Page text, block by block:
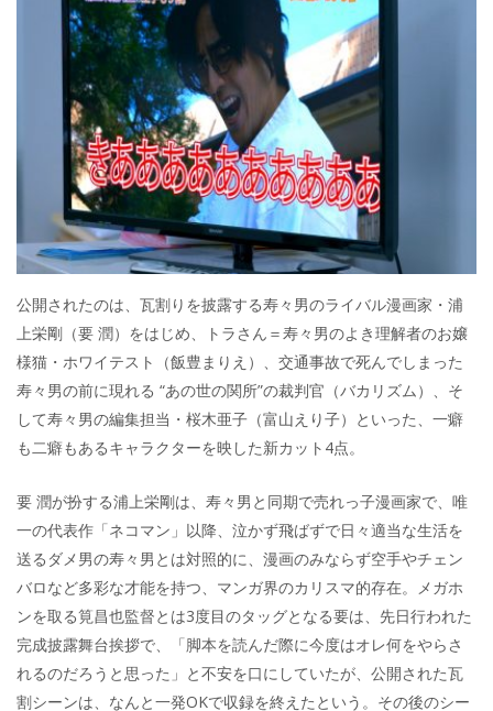
公開されたのは、瓦割りを披露する寿々男のライバル漫画家・浦
上栄剛（要 潤）をはじめ、トラさん＝寿々男のよき理解者のお嬢
様猫・ホワイテスト（飯豊まりえ）、交通事故で死んでしまった
寿々男の前に現れる “あの世の関所”の裁判官（バカリズム）、そ
して寿々男の編集担当・桜木亜子（富山えり子）といった、一癖
も二癖もあるキャラクターを映した新カット4点。
要 潤が扮する浦上栄剛は、寿々男と同期で売れっ子漫画家で、唯
一の代表作「ネコマン」以降、泣かず飛ばずで日々適当な生活を
送るダメ男の寿々男とは対照的に、漫画のみならず空手やチェン
バロなど多彩な才能を持つ、マンガ界のカリスマ的存在。メガホ
ンを取る筧昌也監督とは3度目のタッグとなる要は、先日行われた
完成披露舞台挨拶で、「脚本を読んだ際に今度はオレ何をやらさ
れるのだろうと思った」と不安を口にしていたが、公開された瓦
割シーンは、なんと一発OKで収録を終えたという。その後のシー